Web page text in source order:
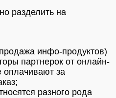
разделить на
инфо-продуктов)
партнерок от онлайн-
оплачивают за
разного рода